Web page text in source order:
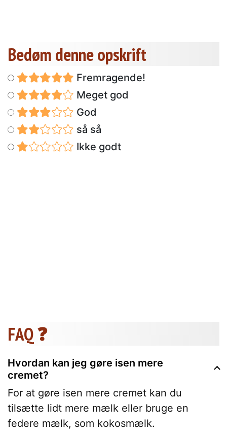
Bedøm denne opskrift
Fremragende!
Meget god
God
så så
Ikke godt
FAQ ❓
Hvordan kan jeg gøre isen mere
cremet?
For at gøre isen mere cremet kan du
tilsætte lidt mere mælk eller bruge en
federe mælk, som kokosmælk.